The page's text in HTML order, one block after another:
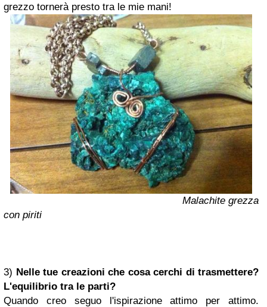
grezzo tornerà presto tra le mie mani!
Malachite grezza
con piriti
3) Nelle tue creazioni che cosa cerchi di trasmettere?
L'equilibrio tra le parti?
Quando creo seguo l'ispirazione attimo per attimo.